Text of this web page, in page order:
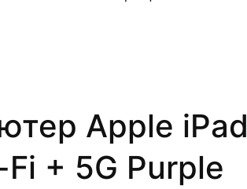
Apple iPad
+ 5G Purple